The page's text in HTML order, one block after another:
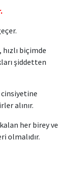
biçimde
şiddetten
alınır.
her birey ve